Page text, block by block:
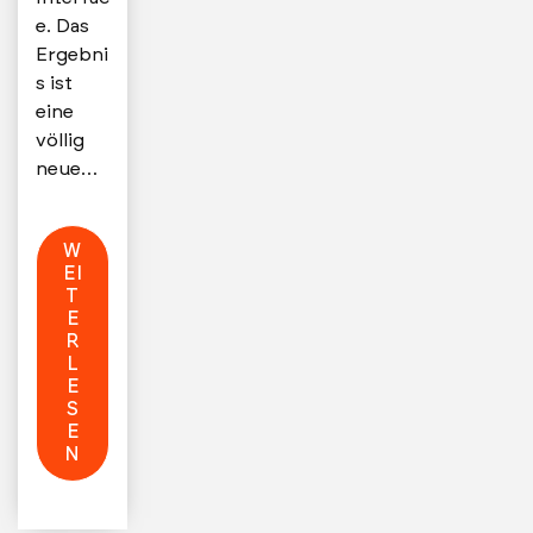
e. Das
Ergebni
s ist
eine
völlig
neue…
W
EI
T
E
R
L
E
S
E
N